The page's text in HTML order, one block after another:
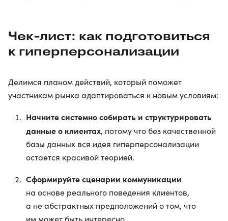
Чек-лист: как подготовиться
к гиперперсонализации
Делимся планом действий, который поможет
участникам рынка адаптироваться к новым условиям:
Начните системно собирать и структурировать
данные о клиентах, потому что без качественной
базы данных вся идея гиперперсонализации
остается красивой теорией.
Сформируйте сценарии коммуникации
на основе реального поведения клиентов,
а не абстрактных предположений о том, что
им может быть интересно.